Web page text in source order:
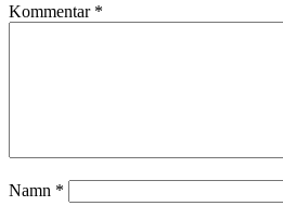
Kommentar *
Namn *